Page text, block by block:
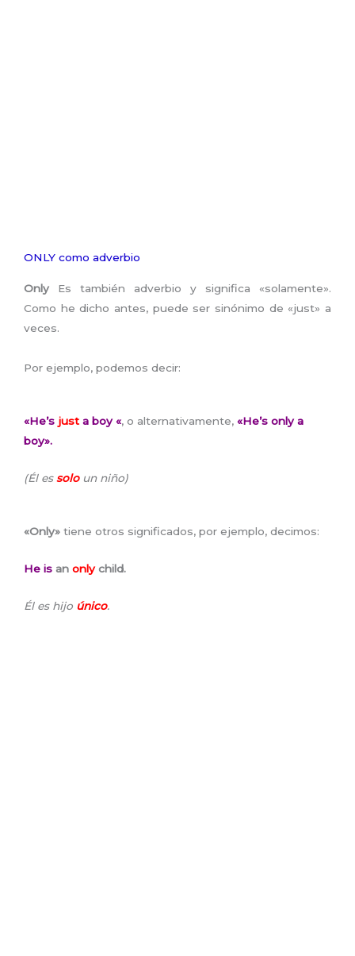
ONLY como adverbio
Only Es también adverbio y significa «solamente».
Como he dicho antes, puede ser sinónimo de «just» a
veces.
Por ejemplo, podemos decir:
«He’s just a boy «, o alternativamente, «He’s only a
boy».
(Él essoloun niño)
«Only» tiene otros significados, por ejemplo, decimos:
He is an onlychild.
Él es hijo único.